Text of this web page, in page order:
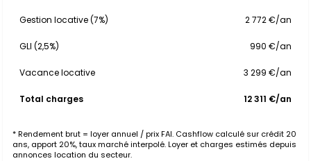
Gestion locative (7%) 2 772 €/an
GLI (2,5%) 990 €/an
Vacance locative 3 299 €/an
Total charges 12 311 €/an
* Rendement brut = loyer annuel / prix FAI. Cashflow calculé sur crédit 20
ans, apport 20%, taux marché interpolé. Loyer et charges estimés depuis
annonces location du secteur.